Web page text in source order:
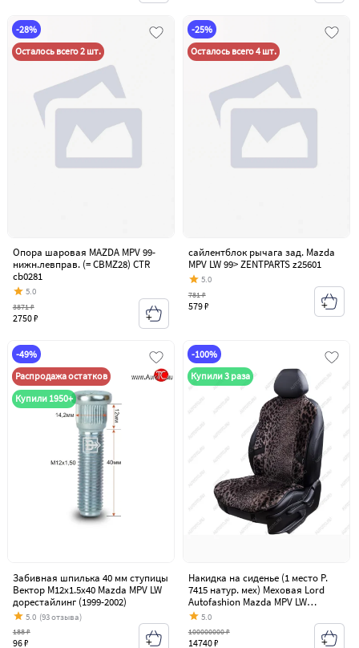
-28%
Осталось всего 2 шт.
Опора шаровая MAZDA MPV 99-
нижн.левправ. (= CBMZ28) CTR
cb0281
5.0
2750 ₽
3871 ₽
-25%
Осталось всего 4 шт.
сайлентблок рычага зад. Mazda
MPV LW 99> ZENTPARTS z25601
5.0
579 ₽
781 ₽
-49%
Распродажа остатков
Купили 1950+
Забивная шпилька 40 мм ступицы
Вектор M12x1.5x40 Mazda MPV LW
дорестайлинг (1999-2002)
5.0 (93 отзыва)
96 ₽
188 ₽
-100%
Купили 3 раза
Накидка на сиденье (1 место Р.
7415 натур. мех) Меховая Lord
Autofashion Mazda MPV LW
дорестайлинг (1999-2002)
5.0
14740 ₽
100000000 ₽